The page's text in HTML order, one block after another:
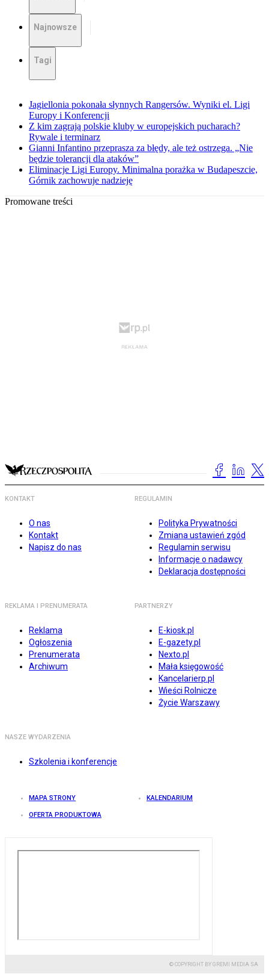
Najnowsze
Tagi
Jagiellonia pokonała słynnych Rangersów. Wyniki el. Ligi
Europy i Konferencji
Z kim zagrają polskie kluby w europejskich pucharach?
Rywale i terminarz
Gianni Infantino przeprasza za błędy, ale też ostrzega. „Nie
będzie tolerancji dla ataków”
Eliminacje Ligi Europy. Minimalna porażka w Budapeszcie,
Górnik zachowuje nadzieję
Promowane treści
KONTAKT
O nas
Kontakt
Napisz do nas
REGULAMIN
Polityka Prywatności
Zmiana ustawień zgód
Regulamin serwisu
Informacje o nadawcy
Deklaracja dostępności
REKLAMA I PRENUMERATA
Reklama
Ogłoszenia
Prenumerata
Archiwum
PARTNERZY
E-kiosk.pl
E-gazety.pl
Nexto.pl
Mała księgowość
Kancelarierp.pl
Wieści Rolnicze
Życie Warszawy
NASZE WYDARZENIA
Szkolenia i konferencje
MAPA STRONY KALENDARIUM
OFERTA PRODUKTOWA
© COPYRIGHT BY GREMI MEDIA SA